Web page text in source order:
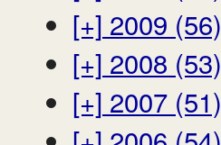
[+] 2009 (56)
[+] 2008 (53)
[+] 2007 (51)